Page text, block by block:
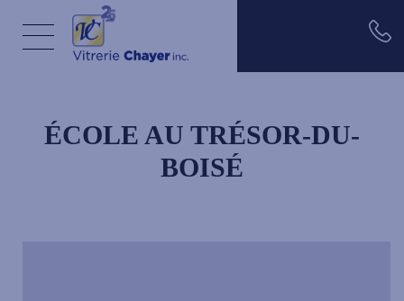
Aller au contenu principal
ÉCOLE AU TRÉSOR-DU-
BOISÉ